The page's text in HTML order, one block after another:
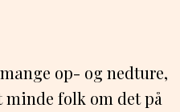
op- og nedture,
minde folk om det på